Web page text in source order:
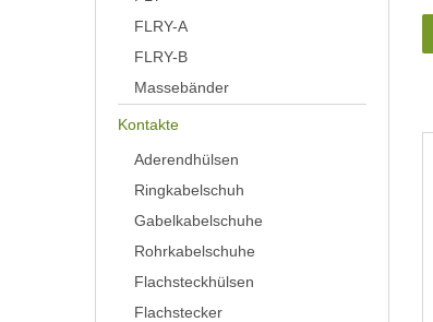
FLRY-A
FLRY-B
Massebänder
Kontakte
Aderendhülsen
Ringkabelschuh
Gabelkabelschuhe
Rohrkabelschuhe
Flachsteckhülsen
Flachstecker